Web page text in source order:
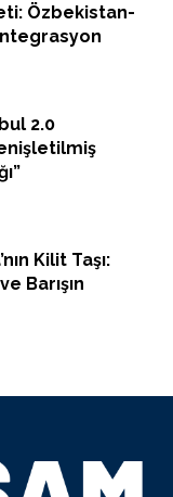
Özbekistan-
2.0
Kilit Taşı:
Barışın